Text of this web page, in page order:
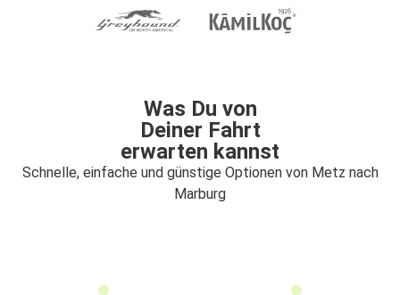
Was Du von
Deiner Fahrt
erwarten kannst
Schnelle, einfache und günstige Optionen von Metz nach
Marburg